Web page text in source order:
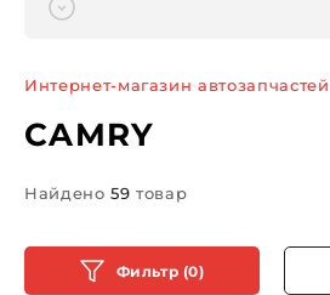
Интернет-магазин автозапчастей
CAMRY
Найдено59 товар
Фильтр (0)